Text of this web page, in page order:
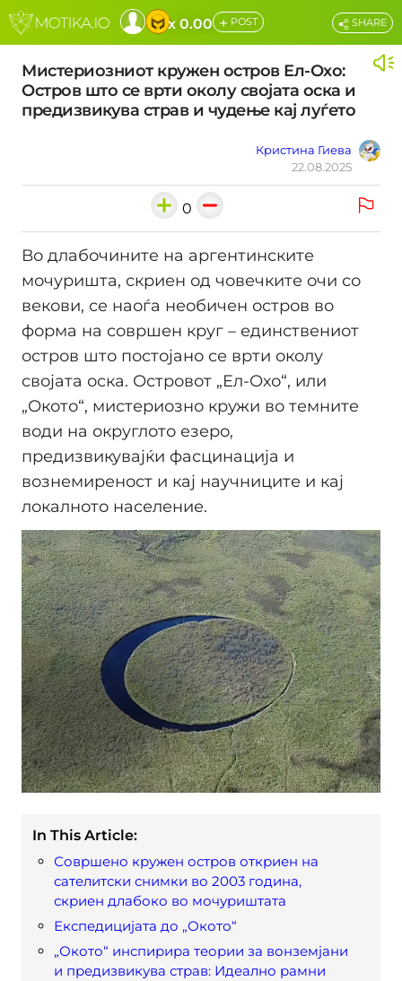
x 0.00 + POST
Мистериозниот кружен остров Ел-Охо:
Остров што се врти околу својата оска и
предизвикува страв и чудење кај луѓето
Кристина Гиева
22.08.2025
SHARE
0
Во длабочините на аргентинските
мочуришта, скриен од човечките очи со
векови, се наоѓа необичен остров во
форма на совршен круг – единствениот
остров што постојано се врти околу
својата оска. Островот „Ел-Охо“, или
„Окото“, мистериозно кружи во темните
води на округлото езеро,
предизвикувајќи фасцинација и
вознемиреност и кај научниците и кај
локалното население.
In This Article:
Совршено кружен остров откриен на
сателитски снимки во 2003 година,
скриен длабоко во мочуриштата
Експедицијата до „Окото“
„Окото“ инспирира теории за вонземјани
и предизвикува страв: Идеално рамни